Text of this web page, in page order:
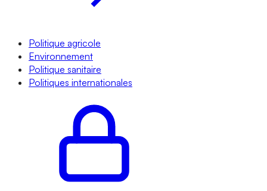
Politique agricole
Environnement
Politique sanitaire
Politiques internationales